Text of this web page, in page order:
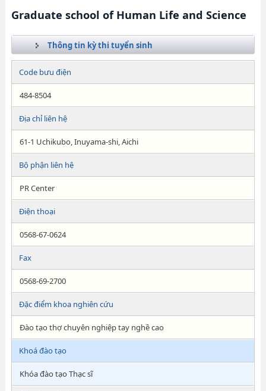
Graduate school of Human Life and Science
Thông tin kỳ thi tuyển sinh
Code bưu điện
484-8504
Địa chỉ liên hệ
61-1 Uchikubo, Inuyama-shi, Aichi
Bộ phận liên hệ
PR Center
Điện thoại
0568-67-0624
Fax
0568-69-2700
Đặc điểm khoa nghiên cứu
Đào tạo thợ chuyên nghiệp tay nghề cao
Khoá đào tạo
Khóa đào tạo Thạc sĩ